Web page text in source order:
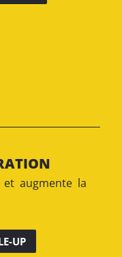
et augmente la
UP